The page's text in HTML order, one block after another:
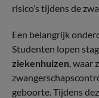
risico’s tijdens de
Een belangrijk
Studenten lopen
ziekenhuizen, waar
geboorte. Tijdens